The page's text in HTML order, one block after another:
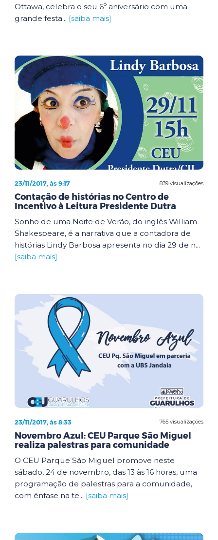
Ottawa, celebra o seu 6º aniversário com uma
grande festa... [saiba mais]
839 visualizações
23/11/2017, às 9:17
Contação de histórias no Centro de
Incentivo à Leitura Presidente Dutra
Sonho de uma Noite de Verão, do inglês William
Shakespeare, é a narrativa que a contadora de
histórias Lindy Barbosa apresenta no dia 29 de n...
[saiba mais]
765 visualizações
23/11/2017, às 8:33
Novembro Azul: CEU Parque São Miguel
realiza palestras para comunidade
O CEU Parque São Miguel promove neste
sábado, 24 de novembro, das 13 às 16 horas, uma
programação de palestras para a comunidade,
com ênfase na te... [saiba mais]